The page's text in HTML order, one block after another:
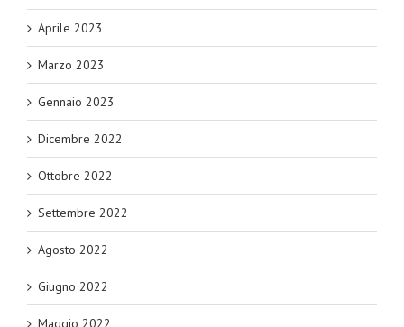
Aprile 2023
Marzo 2023
Gennaio 2023
Dicembre 2022
Ottobre 2022
Settembre 2022
Agosto 2022
Giugno 2022
Maggio 2022